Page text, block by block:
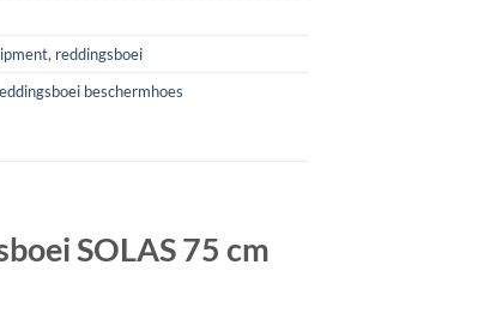
, reddingsboei
beschermhoes
SOLAS 75 cm